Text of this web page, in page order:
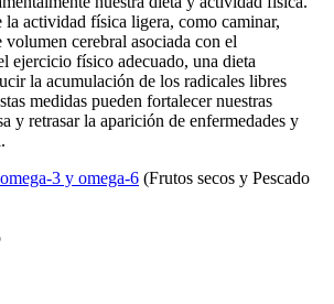
la actividad física ligera, como caminar,
cerebral asociada con el
ejercicio físico adecuado, una dieta
la acumulación de los radicales libres
medidas pueden fortalecer nuestras
y retrasar la aparición de enfermedades y
3 y omega-6 (Frutos secos y Pescado